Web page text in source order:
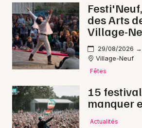
Expos
Sorties & loisirs
Reggae dans le Territoire de
Reggae en Bourgogne-
des Arts
Village-
29/08/2026
Village-Neuf
Fêtes
15
manquer
Actualités